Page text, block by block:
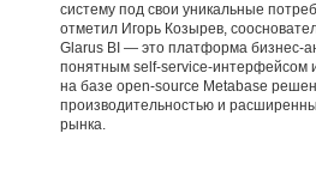
систему под свои уникальные
отметил Игорь Козырев,
Glarus BI — это платформа бизнес-
понятным self-service-интерфейсом
на базе open-source Metabase
производительностью и
рынка.